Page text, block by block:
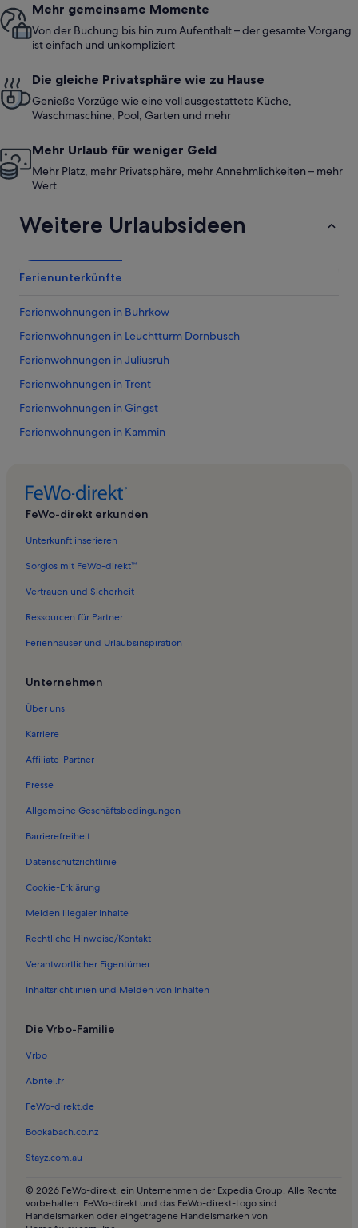
Mehr gemeinsame Momente
Von der Buchung bis hin zum Aufenthalt – der gesamte Vorgang
ist einfach und unkompliziert
Die gleiche Privatsphäre wie zu Hause
Genieße Vorzüge wie eine voll ausgestattete Küche,
Waschmaschine, Pool, Garten und mehr
Mehr Urlaub für weniger Geld
Mehr Platz, mehr Privatsphäre, mehr Annehmlichkeiten – mehr
Wert
Weitere Urlaubsideen
Ferienunterkünfte
Ferienwohnungen in Buhrkow
Ferienwohnungen in Leuchtturm Dornbusch
Ferienwohnungen in Juliusruh
Ferienwohnungen in Trent
Ferienwohnungen in Gingst
Ferienwohnungen in Kammin
Ferienwohnungen in Bohlendorf
Ferienwohnungen in Volsvitz
Ferienwohnungen in Kloster
Ferienwohnungen in Waase
Ferienwohnungen in Vieregge
Ferienwohnungen in Charlottendorf
Ferienwohnungen in Nationalpark Vorpommersche
Ferienwohnungen in Fährhof
Ferienwohnungen in Kreptitz
Ferienwohnungen in Strand bei Goos
Ferienwohnungen in Strand von Hiddensee
Ferienwohnungen in Goos
FeWo-direkt erkunden
Unterkunft inserieren
Sorglos mit FeWo-direkt™
Vertrauen und Sicherheit
Ressourcen für Partner
Ferienhäuser und Urlaubsinspiration
Unternehmen
Über uns
Karriere
Affiliate-Partner
Presse
Allgemeine Geschäftsbedingungen
Barrierefreiheit
Datenschutzrichtlinie
Cookie-Erklärung
Melden illegaler Inhalte
Rechtliche Hinweise/Kontakt
Verantwortlicher Eigentümer
Inhaltsrichtlinien und Melden von Inhalten
Die Vrbo-Familie
Vrbo
Abritel.fr
FeWo-direkt.de
Bookabach.co.nz
Stayz.com.au
© 2026 FeWo-direkt, ein Unternehmen der Expedia Group. Alle Rechte
vorbehalten. FeWo-direkt und das FeWo-direkt-Logo sind
Handelsmarken oder eingetragene Handelsmarken von